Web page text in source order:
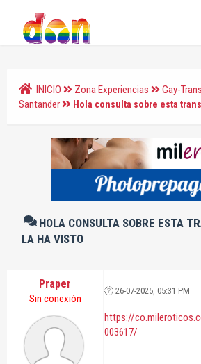
INICIO Zona Experiencias
Gay-
Santander
Hola consulta sobre esta
HOLA CONSULTA SOBRE ESTA
LA HA VISTO
Praper
Sin conexión
26-07-2025, 05:31 PM
https://
003617/